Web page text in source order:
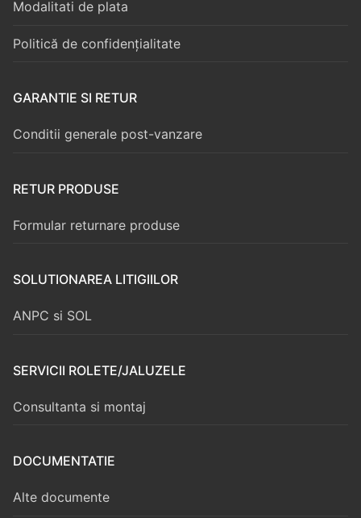
Modalitati de plata
Politică de confidențialitate
GARANTIE SI RETUR
Conditii generale post-vanzare
RETUR PRODUSE
Formular returnare produse
SOLUTIONAREA LITIGIILOR
ANPC si SOL
SERVICII ROLETE/JALUZELE
Consultanta si montaj
DOCUMENTATIE
Alte documente